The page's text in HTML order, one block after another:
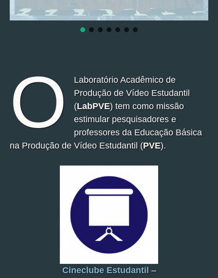
O
Laboratório Acadêmico de
Produção de Vídeo Estudantil
(LabPVE) tem como missão
estimular pesquisadores e
professores da Educação Básica
na Produção de Vídeo Estudantil (PVE).
Cineclube Estudantil –